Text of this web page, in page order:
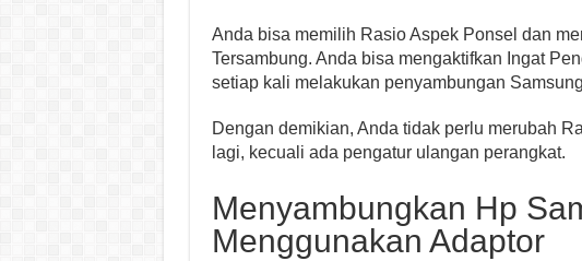
Anda bisa memilih Rasio Aspek Ponsel dan
Tersambung. Anda bisa mengaktifkan Ingat
setiap kali melakukan penyambungan
Dengan demikian, Anda tidak perlu merubah
lagi, kecuali ada pengatur ulangan perangkat.
Menyambungkan Hp
Menggunakan Adaptor